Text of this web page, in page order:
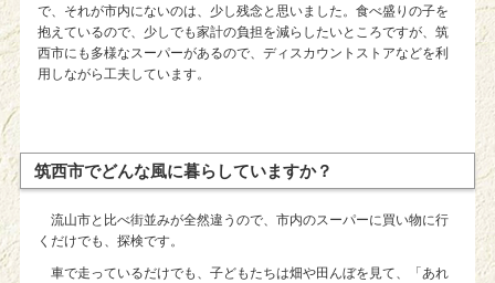
で、それが市内にないのは、少し残念と思いました。食べ盛りの子を
抱えているので、少しでも家計の負担を減らしたいところですが、筑
西市にも多様なスーパーがあるので、ディスカウントストアなどを利
用しながら工夫しています。
筑西市でどんな風に暮らしていますか？
流山市と比べ街並みが全然違うので、市内のスーパーに買い物に行
くだけでも、探検です。
車で走っているだけでも、子どもたちは畑や田んぼを見て、「あれ